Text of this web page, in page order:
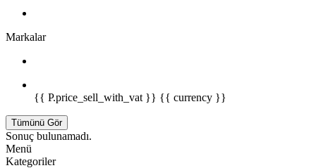
Markalar
{{ P.price_sell_with_vat }} {{ currency }}
Tümünü Gör
Sonuç bulunamadı.
Menü
Kategoriler